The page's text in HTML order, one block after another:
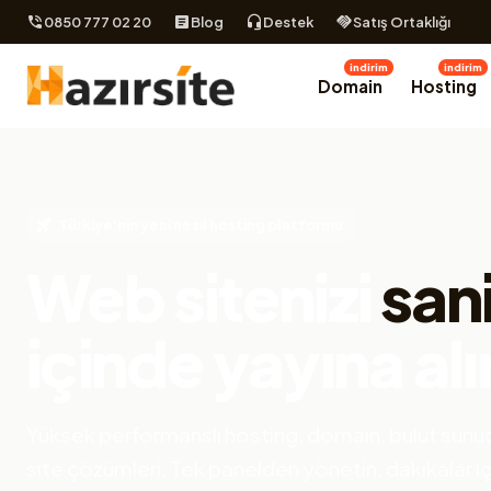
0850 777 02 20 Blog Destek Satış Ortaklığı
Domain
indirim
Hosting
indirim
içinde yayına